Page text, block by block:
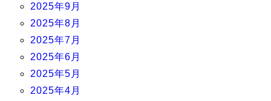
2025年9月
2025年8月
2025年7月
2025年6月
2025年5月
2025年4月